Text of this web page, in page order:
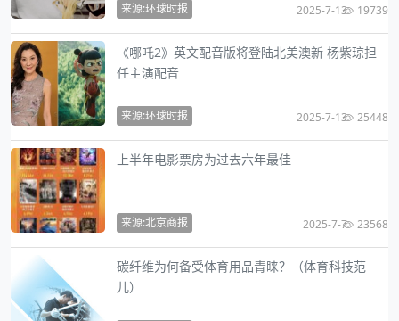
来源:环球时报 2025-7-13 19739
《哪吒2》英文配音版将登陆北美澳新 杨紫琼担
任主演配音
来源:环球时报 2025-7-13 25448
上半年电影票房为过去六年最佳
来源:北京商报 2025-7-7 23568
碳纤维为何备受体育用品青睐？（体育科技范
儿）